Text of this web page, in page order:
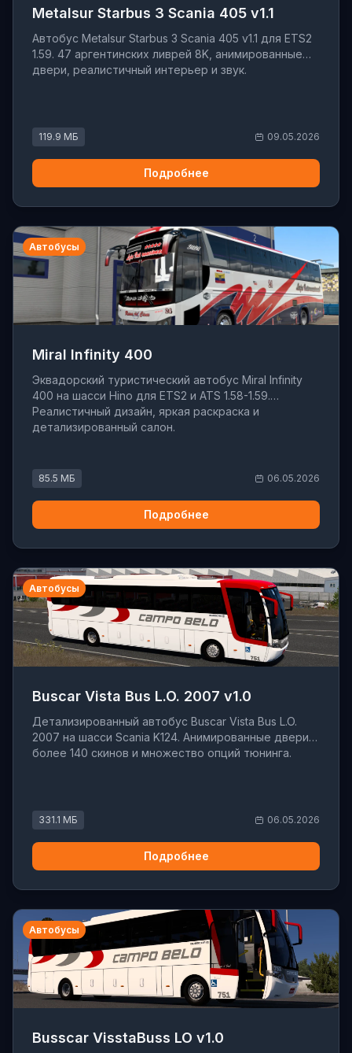
Metalsur Starbus 3 Scania 405 v1.1
Автобус Metalsur Starbus 3 Scania 405 v1.1 для ETS2
1.59. 47 аргентинских ливрей 8K, анимированные
двери, реалистичный интерьер и звук.
119.9 МБ 09.05.2026
Подробнее
Автобусы
Miral Infinity 400
Эквадорский туристический автобус Miral Infinity
400 на шасси Hino для ETS2 и ATS 1.58-1.59.
Реалистичный дизайн, яркая раскраска и
детализированный салон.
85.5 МБ 06.05.2026
Подробнее
Автобусы
Buscar Vista Bus L.O. 2007 v1.0
Детализированный автобус Buscar Vista Bus L.O.
2007 на шасси Scania K124. Анимированные двери,
более 140 скинов и множество опций тюнинга.
331.1 МБ 06.05.2026
Подробнее
Автобусы
Busscar VisstaBuss LO v1.0